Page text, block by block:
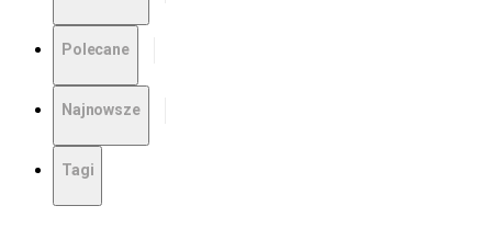
Polecane
Najnowsze
Tagi